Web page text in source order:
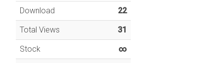
Download 22
Total Views 31
Stock ∞